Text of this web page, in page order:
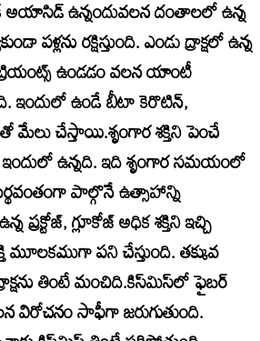
అయాసిడ్ ఉన్నందువలన దంతాలలో ఉన్న
పళ్లను రక్షిస్తుంది. ఎండు ద్రాక్షలో ఉన్న
ఉండడం వలన యాంటీ
ఇందులో ఉండే బీటా కెరొటిన్,
మేలు చేస్తాయి.శృంగార శక్తిని పెంచే
ఉన్నది. ఇది శృంగార సమయంలో
పాల్గొనే ఉత్సాహాన్ని
ప్రక్టోజ్, గ్లూకోజ్ అధిక శక్తిని ఇచ్చి
మూలకముగా పని చేస్తుంది. తక్కువ
తింటే మంచిది.కిస్‌మిస్‌లో ఫైబర్
విరోచనం సాఫీగా జరుగుతుంది.